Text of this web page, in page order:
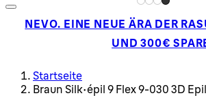
NEVO. EINE NEUE ÄRA DER
UND 300€
Startseite
Braun Silk-épil 9 Flex 9-030 3D